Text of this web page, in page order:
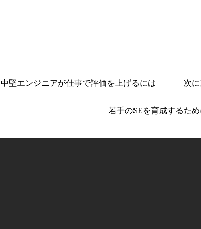
中堅エンジニアが仕事で評価を上げるには 次
若手のSEを育成するた